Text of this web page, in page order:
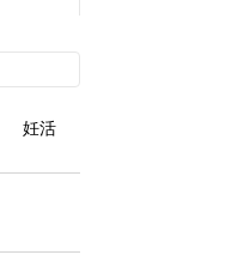
妊活